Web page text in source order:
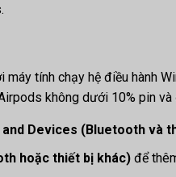
máy tính chạy hệ điều hành
không dưới 10% pin
Devices (Bluetooth và
hoặc thiết bị khác) để